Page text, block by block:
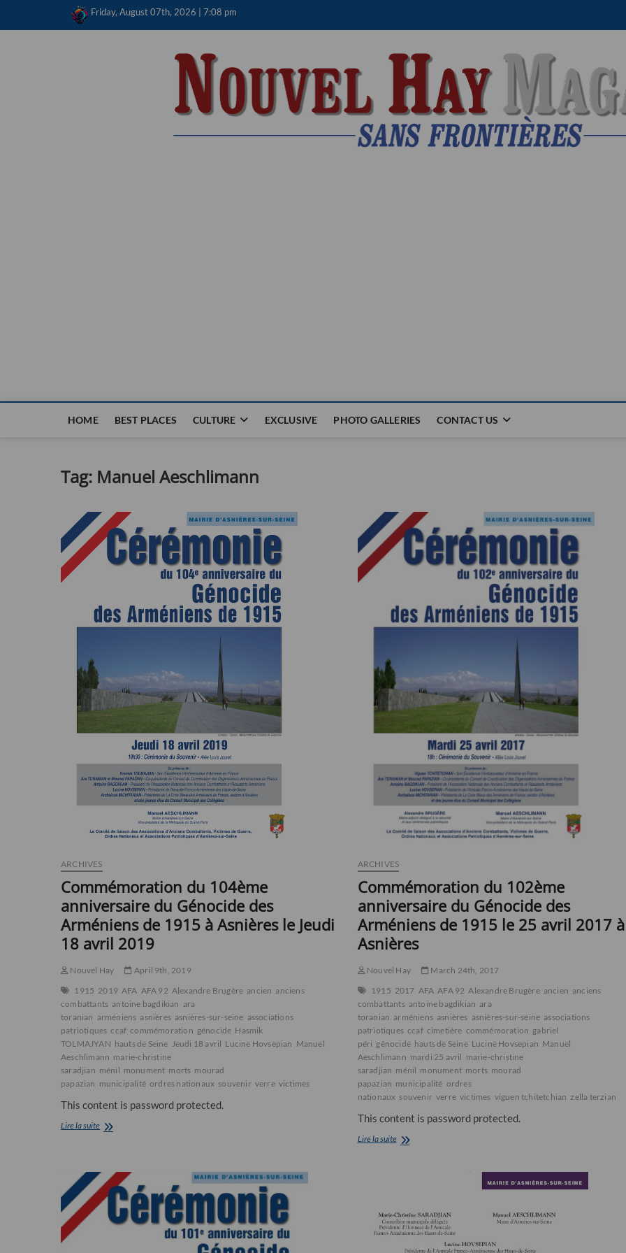
Friday, August 07th, 2026 | 7:08 pm
HOME BEST PLACES CULTURE EXCLUSIVE PHOTO GALLERIES CONTACT US
Tag: Manuel Aeschlimann
ARCHIVES
Commémoration du 104ème
anniversaire du Génocide des
Arméniens de 1915 à Asnières le Jeudi
18 avril 2019
Nouvel Hay
April 9th, 2019
1915 2019 AFA AFA 92 Alexandre Brugère ancien anciens
combattants antoine bagdikian ara
toranian arméniens asnières asnières-sur-seine associations
patriotiques ccaf commémoration génocide Hasmik
TOLMAJYAN hauts de Seine Jeudi 18 avril Lucine Hovsepian Manuel
Aeschlimann marie-christine
saradjian ménil monument morts mourad
papazian municipalité ordres nationaux souvenir verre victimes
This content is password protected.
Lire la suiteCommémoration
du
Génocide
des
Arméniens
ARCHIVES
Commémoration du 102ème
anniversaire du Génocide des
Arméniens de 1915 le 25 avril 2017 à
Asnières
Nouvel Hay
March 24th, 2017
1915 2017 AFA AFA 92 Alexandre Brugère ancien anciens
combattants antoine bagdikian ara
toranian arméniens asnières asnières-sur-seine associations
patriotiques ccaf cimetière commémoration gabriel
péri génocide hauts de Seine Lucine Hovsepian Manuel
Aeschlimann mardi 25 avril marie-christine
saradjian ménil monument morts mourad
papazian municipalité ordres
nationaux souvenir verre victimes viguen tchitetchian zella terzian
This content is password protected.
Lire la suiteCommémoration
des
Arméniens